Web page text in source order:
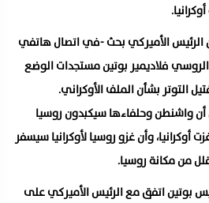
الرئيس الأميركي بحث -في اتصال هاتفي
فلاديمير بوتين مستجدات الوضع
التوتر بشأن الملف الأوكراني.
أن واشنطن وحلفاءها سيكبدون روسيا
وأن غزو روسيا لأوكرانيا سيسفر
من مكانة روسيا.
بوتين اتفق مع الرئيس الأميركي على